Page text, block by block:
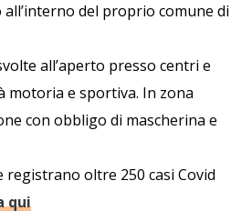
del proprio comune di
all’aperto presso centri e
motoria e sportiva. In zona
con obbligo di mascherina e
oltre 250 casi Covid
qui